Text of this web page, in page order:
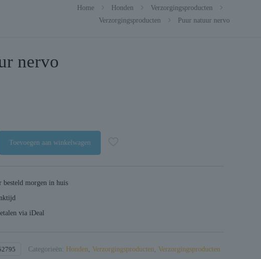
Home Honden
Verzorgingsproducten
Verzorgingsproducten
Puur natuur nervo
nervo
Toevoegen aan winkelwagen
besteld morgen in huis
via iDeal
Categorieën: Honden Verzorgingsproducten Verzorgingsproducten